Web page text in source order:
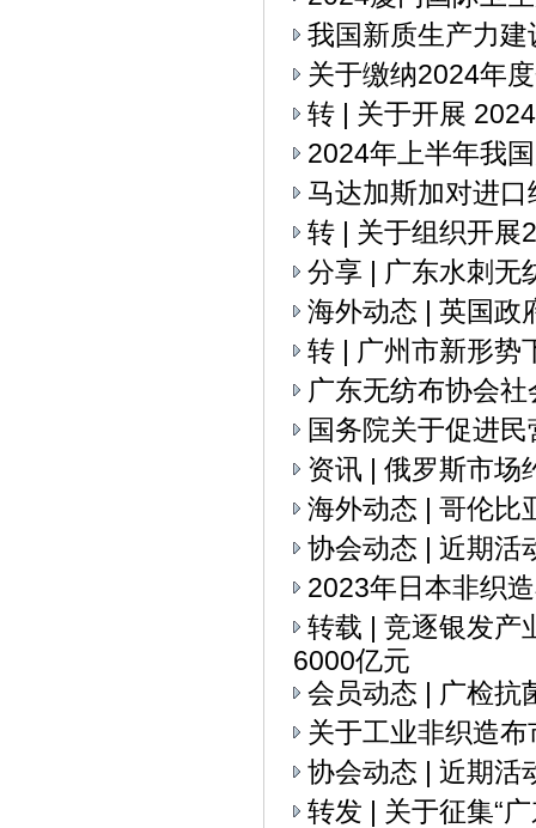
我国新质生产力
关于缴纳2024年
转 | 关于开展
2024年上半年我
马达加斯加对进
转 | 关于组织开展
分享 | 广东水刺无
海外动态 | 英国政
转 | 广州市新形势
广东无纺布协会社
国务院关于促进
资讯 | 俄罗斯市场
海外动态 | 哥伦比
协会动态 | 近期活
2023年日本非织
转载 | 竞逐银发产
6000亿元
会员动态 | 广检抗
关于工业非织造
协会动态 | 近期活
转发 | 关于征集“